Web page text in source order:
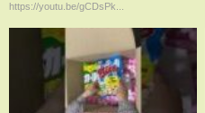
https://youtu.be/gCDsPk...